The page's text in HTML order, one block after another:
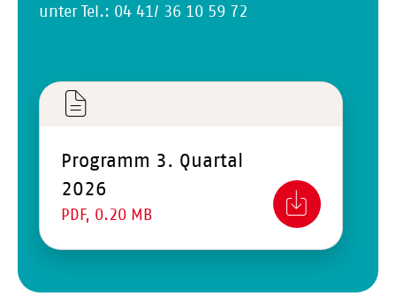
unter Tel.: 04 41/ 36 10 59 72
Programm 3. Quartal
2026
PDF, 0.20 MB